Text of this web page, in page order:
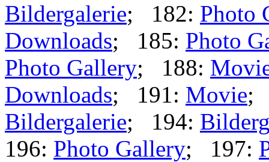
Bildergalerie; 182: Photo
Downloads; 185: Photo
Photo Gallery; 188:
Downloads; 191: Movie;
Bildergalerie; 194:
196: Photo Gallery; 197: